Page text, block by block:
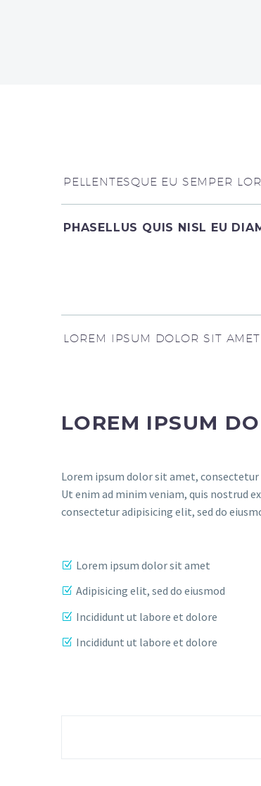
PELLENTESQUE EU SEMPER
PHASELLUS QUIS NISL EU
LOREM IPSUM DOLOR SIT AMET
LOREM IPSUM
Lorem ipsum dolor sit amet,
Ut enim ad minim veniam, quis nostrud
consectetur adipisicing elit, sed do
Lorem ipsum dolor sit amet
Adipisicing elit, sed do eiusmod
Incididunt ut labore et dolore
Incididunt ut labore et dolore